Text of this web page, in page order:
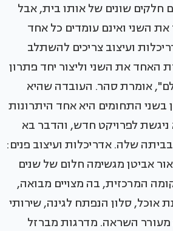
חלקים שונים של אותו בית, אבל
השני ואינם עומדים כל אחד
ועיצוב צריכים להשתלב
האחד את השני וליצור יחד פתרון
אומרת סהר. העובדה שהיא
בשני התחומים היא אחד היתרונות
לפרויקט חדש, והדבר בא
בביתה שלה. אדריכלות ועיצוב פנים:
אביטן מגשימה חלום של שנים
המרכזית, בה מצויים מבואה,
אוכל, סלון הנפתח לגינה, שירותי
מעורר השראה. מדרגות מברזל